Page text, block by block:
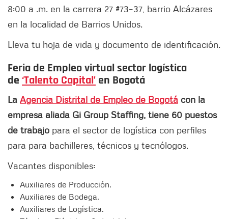
8:00 a .m. en la carrera 27 #73–37, barrio Alcázares
en la localidad de Barrios Unidos.
Lleva tu hoja de vida y documento de identificación.
Feria de Empleo virtual sector logística
de ‘Talento Capital’ en Bogotá
La Agencia Distrital de Empleo de Bogotá con la
empresa aliada Gi Group Staffing, tiene 60 puestos
de trabajo para el sector de logística con perfiles
para para bachilleres, técnicos y tecnólogos.
Vacantes disponibles:
Auxiliares de Producción.
Auxiliares de Bodega.
Auxiliares de Logística.